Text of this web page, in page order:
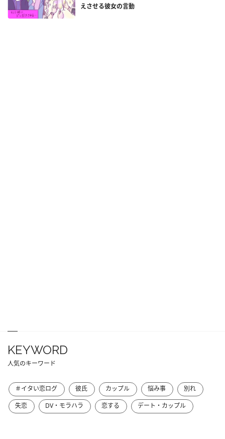
えさせる彼女の言動
KEYWORD
人気のキーワード
＃イタい恋ログ 彼氏 カップル 悩み事
別れ
失恋
DV・モラハラ 恋する デート・カップル